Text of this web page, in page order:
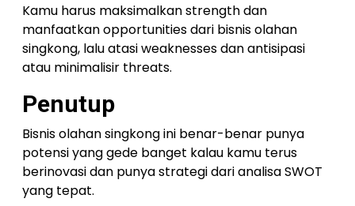
Kamu harus maksimalkan strength dan
manfaatkan opportunities dari bisnis olahan
singkong, lalu atasi weaknesses dan antisipasi
atau minimalisir threats.
Penutup
Bisnis olahan singkong ini benar-benar punya
potensi yang gede banget kalau kamu terus
berinovasi dan punya strategi dari analisa SWOT
yang tepat.